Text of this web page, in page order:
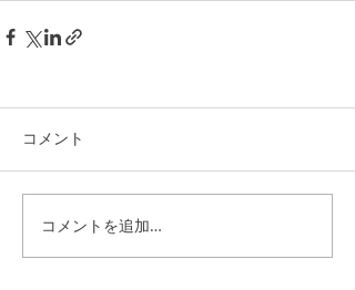
コメント
コメントを追加…